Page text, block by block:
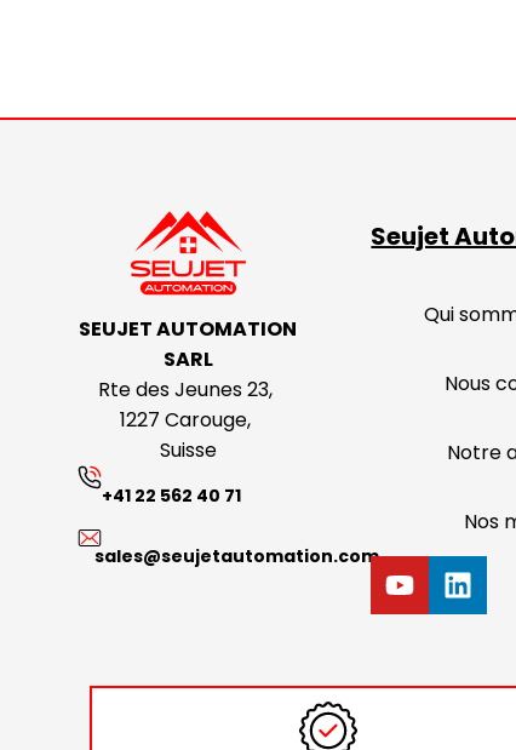
SEUJET AUTOMATION
SARL
Rte des Jeunes 23,
1227 Carouge,
Suisse
+41 22 562 40 71
sales@seujetautomation.com
Seujet
Qui
Nous
Notre
Nos